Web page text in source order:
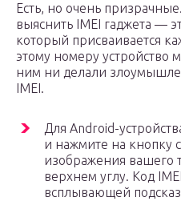
Есть, но очень
выяснить IMEI гаджета —
который присваивается
этому номеру устройство
ним ни делали
IMEI.
Для Android-
и нажмите на кнопку
изображения вашего
верхнем углу. Код
всплывающей